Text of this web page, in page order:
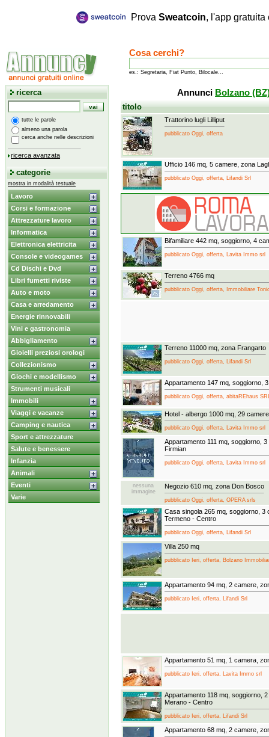
Prova Sweatcoin, l'app
Cosa cerchi?
es.: Segretaria, Fiat Punto, Bilocale...
ricerca
tutte le parole
almeno una parola
cerca anche nelle descrizioni
ricerca avanzata
categorie
mostra in modalità testuale
Lavoro
Corsi e formazione
Attrezzature lavoro
Informatica
Elettronica elettricita
Console e videogames
Cd Dischi e Dvd
Libri fumetti riviste
Auto e moto
Casa e arredamento
Energie rinnovabili
Vini e gastronomia
Abbigliamento
Gioielli preziosi orologi
Collezionismo
Giochi e modellismo
Strumenti musicali
Immobili
Viaggi e vacanze
Camping e nautica
Sport e attrezzature
Salute e benessere
Infanzia
Animali
Eventi
Varie
Annunci Bolzano
titolo
Trattorino lugli Lilliput
pubblicato Oggi, offerta
Ufficio 146 mq, 5 camere, zona
pubblicato Oggi, offerta, Lifandi Srl
Bifamiliare 442 mq, soggiorno, 4
pubblicato Oggi, offerta, Lavita Immo srl
Terreno 4766 mq
pubblicato Oggi, offerta, Immobiliare
Terreno 11000 mq, zona Frangarto
pubblicato Oggi, offerta, Lifandi Srl
Appartamento 147 mq, soggiorno,
pubblicato Oggi, offerta, abitaREhaus
Hotel - albergo 1000 mq, 29
pubblicato Oggi, offerta, Lavita Immo srl
Appartamento 111 mq, soggiorno,
Firmian
pubblicato Oggi, offerta, Lavita Immo srl
nessuna
immagine
Negozio 610 mq, zona Don Bosco
pubblicato Oggi, offerta, OPERA srls
Casa singola 265 mq, soggiorno, 3
Termeno - Centro
pubblicato Oggi, offerta, Lifandi Srl
Villa 250 mq
pubblicato Ieri, offerta, Bolzano
Appartamento 94 mq, 2 camere,
pubblicato Ieri, offerta, Lifandi Srl
Appartamento 51 mq, 1 camera,
pubblicato Ieri, offerta, Lavita Immo srl
Appartamento 118 mq, soggiorno,
Merano - Centro
pubblicato Ieri, offerta, Lifandi Srl
Appartamento 68 mq, 2 camere,